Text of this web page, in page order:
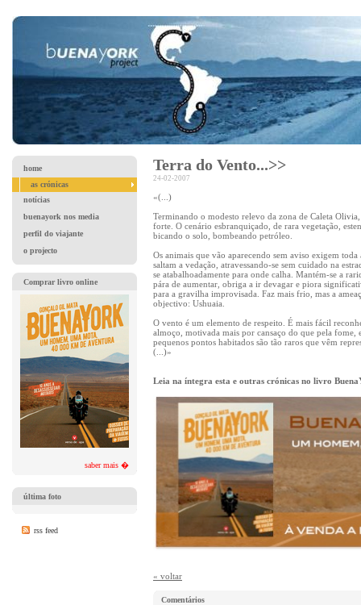
home
as crónicas
notícias
buenayork nos media
perfil do viajante
o projecto
Comprar livro online
saber mais �
última foto
rss feed
Terra do Vento...>>
24-02-2007
«(...)
Terminando o modesto relevo da zona de Caleta
forte. O cenário esbranquiçado, de rara vegetação,
bicando o solo, bombeando petróleo.
Os animais que vão aparecendo sem aviso exigem
saltam a vedação, atravessando-se sem cuidado na
se atabalhoadamente para onde calha. Mantém-se a
pára de aumentar, obriga a ir devagar e piora
para a gravilha improvisada. Faz mais frio, mas a
objectivo: Ushuaia.
O vento é um elemento de respeito. É mais fácil
almoço, motivada mais por cansaço do que pela fome,
pequenos pontos habitados são tão raros que vêm
(...)»
Leia na íntegra esta e outras crónicas no livro
« voltar
Comentários